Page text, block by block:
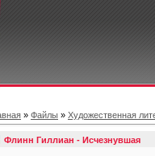
» Файлы » Художественная
Флинн Гиллиан - Исчезнувшая